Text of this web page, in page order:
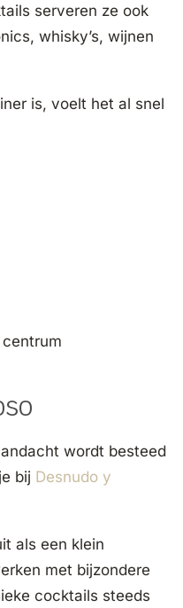
serveren ze ook
whisky’s, wijnen
is, voelt het al snel
wordt besteed
bij Desnudo y
als een klein
met bijzondere
cocktails steeds